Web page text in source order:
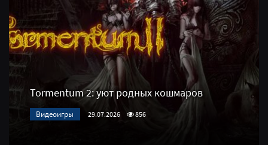
Tormentum 2: уют родных кошмаров
Видеоигры 29.07.2026 856